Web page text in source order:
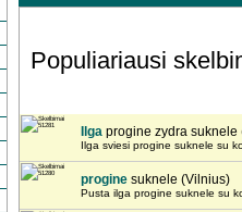
Populiariausi
Ilga progine zydra suknele
Ilga sviesi progine suknele su
progine suknele (Vilnius)
Pusta ilga progine suknele su